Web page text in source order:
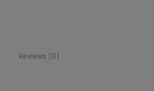
Reviews (0)